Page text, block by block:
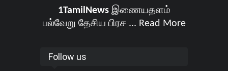
1TamilNewsஇணையதளம்
பல்வேறு தேசிய பிரச ... Read More
Follow us